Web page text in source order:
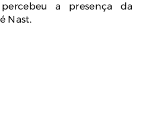
a presença da
Nast.